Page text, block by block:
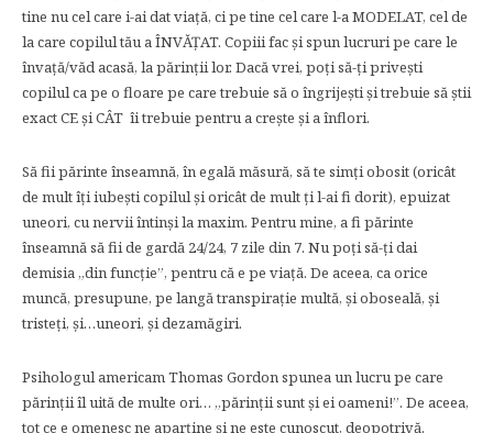
tine nu cel care i-ai dat viaţă, ci pe tine cel care l-a MODELAT, cel de
la care copilul tău a ÎNVĂŢAT. Copiii fac și spun lucruri pe care le
învaţă/văd acasă, la părinţii lor. Dacă vrei, poţi să-ţi privești
copilul ca pe o floare pe care trebuie să o îngrijești și trebuie să știi
exact CE și CÂT îi trebuie pentru a crește și a înflori.
Să fii părinte înseamnă, în egală măsură, să te simţi obosit (oricât
de mult îţi iubești copilul și oricât de mult ţi l-ai fi dorit), epuizat
uneori, cu nervii întinși la maxim. Pentru mine, a fi părinte
înseamnă să fii de gardă 24/24, 7 zile din 7. Nu poţi să-ţi dai
demisia „din funcţie”, pentru că e pe viaţă. De aceea, ca orice
muncă, presupune, pe langă transpiraţie multă, și oboseală, și
tristeţi, și…uneori, și dezamăgiri.
Psihologul americam Thomas Gordon spunea un lucru pe care
părinţii îl uită de multe ori… „părinţii sunt și ei oameni!”. De aceea,
tot ce e omenesc ne aparţine și ne este cunoscut, deopotrivă.